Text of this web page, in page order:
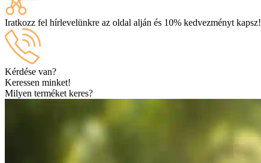
Iratkozz fel hírlevelünkre az oldal alján és 10% kedvezményt kapsz!
Kérdése van?
Keressen minket!
Milyen terméket keres?